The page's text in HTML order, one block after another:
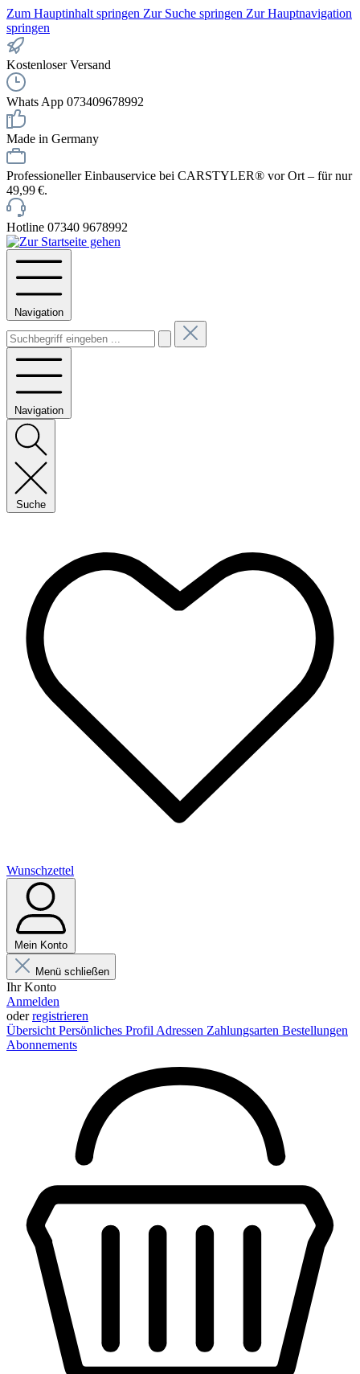
Zum Hauptinhalt springen Zur Suche springen Zur Hauptnavigation
springen
Kostenloser Versand
Whats App 073409678992
Made in Germany
Professioneller Einbauservice bei CARSTYLER® vor Ort – für nur
49,99 €.
Hotline 07340 9678992
Navigation
Navigation
Suche
Wunschzettel
Mein Konto
Menü schließen
Ihr Konto
Anmelden
oderregistrieren
Übersicht Persönliches Profil Adressen Zahlungsarten Bestellungen
Abonnements